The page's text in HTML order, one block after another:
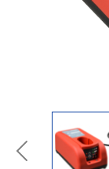
Previous